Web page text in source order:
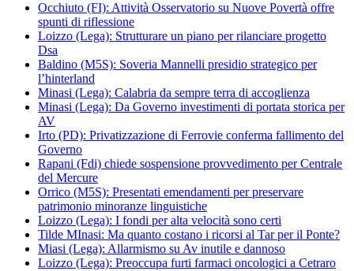
Occhiuto (FI): Attività Osservatorio su Nuove Povertà offre
spunti di riflessione
Loizzo (Lega): Strutturare un piano per rilanciare progetto
Dsa
Baldino (M5S): Soveria Mannelli presidio strategico per
l’hinterland
Minasi (Lega): Calabria da sempre terra di accoglienza
Minasi (Lega): Da Governo investimenti di portata storica per
AV
Irto (PD): Privatizzazione di Ferrovie conferma fallimento del
Governo
Rapani (Fdi) chiede sospensione provvedimento per Centrale
del Mercure
Orrico (M5S): Presentati emendamenti per preservare
patrimonio minoranze linguistiche
Loizzo (Lega): I fondi per alta velocità sono certi
Tilde MInasi: Ma quanto costano i ricorsi al Tar per il Ponte?
Miasi (Lega): Allarmismo su Av inutile e dannoso
Loizzo (Lega): Preoccupa furti farmaci oncologici a Cetraro